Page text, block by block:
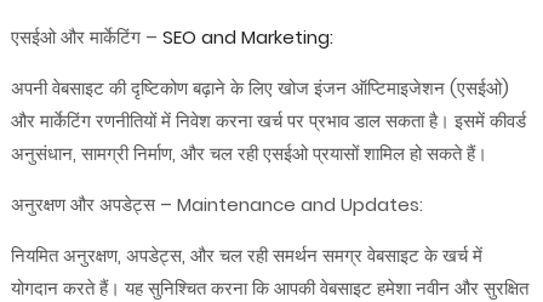
एसईओ और मार्केटिंग – SEO and Marketing:
अपनी वेबसाइट की दृष्टिकोण बढ़ाने के लिए खोज इंजन ऑप्टिमाइजेशन (एसईओ)
और मार्केटिंग रणनीतियों में निवेश करना खर्च पर प्रभाव डाल सकता है। इसमें कीवर्ड
अनुसंधान, सामग्री निर्माण, और चल रही एसईओ प्रयासों शामिल हो सकते हैं।
अनुरक्षण और अपडेट्स – Maintenance and Updates:
नियमित अनुरक्षण, अपडेट्स, और चल रही समर्थन समग्र वेबसाइट के खर्च में
योगदान करते हैं। यह सुनिश्चित करना कि आपकी वेबसाइट हमेशा नवीन और सुरक्षित